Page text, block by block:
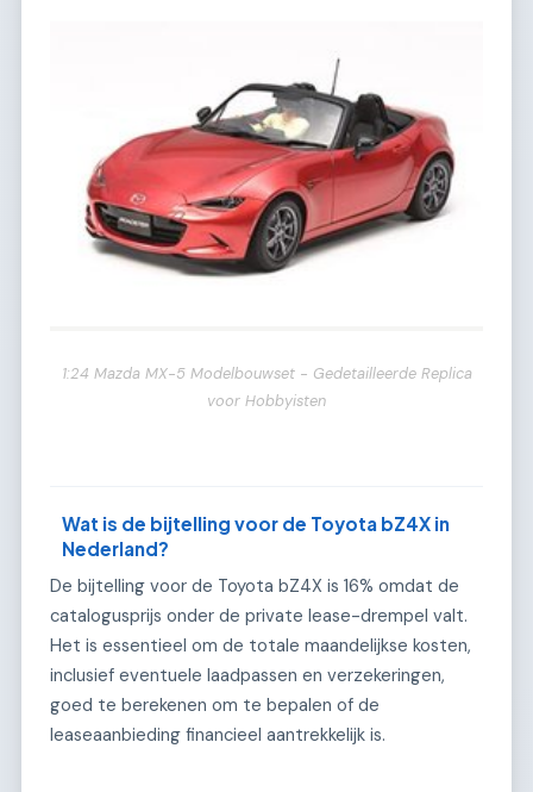
1:24 Mazda MX-5 Modelbouwset - Gedetailleerde Replica
voor Hobbyisten
Wat is de bijtelling voor de Toyota bZ4X in
Nederland?
De bijtelling voor de Toyota bZ4X is 16% omdat de
catalogusprijs onder de private lease-drempel valt.
Het is essentieel om de totale maandelijkse kosten,
inclusief eventuele laadpassen en verzekeringen,
goed te berekenen om te bepalen of de
leaseaanbieding financieel aantrekkelijk is.